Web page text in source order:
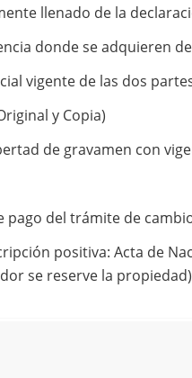
llenado de la
donde se adquieren
vigente de las dos
y Copia)
de gravamen con
pago del trámite de
positiva: Acta de
se reserve la